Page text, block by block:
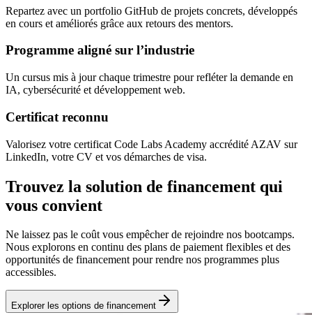
Repartez avec un portfolio GitHub de projets concrets, développés
en cours et améliorés grâce aux retours des mentors.
Programme aligné sur l’industrie
Un cursus mis à jour chaque trimestre pour refléter la demande en
IA, cybersécurité et développement web.
Certificat reconnu
Valorisez votre certificat Code Labs Academy accrédité AZAV sur
LinkedIn, votre CV et vos démarches de visa.
Trouvez la solution de financement qui
vous convient
Ne laissez pas le coût vous empêcher de rejoindre nos bootcamps.
Nous explorons en continu des plans de paiement flexibles et des
opportunités de financement pour rendre nos programmes plus
accessibles.
Explorer les options de financement